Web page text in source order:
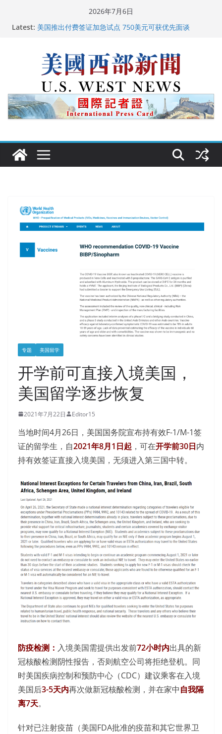
2026年7月6日
Latest: 美国推出付费签证加急试点 750美元可获优先面谈
美国最高法院维持“出生公民权” : 出生在美国就是美国
人！
中国驻美国大使谢锋邀请美国老教师罗纳德·萨科尔斯基
再次访华
广州市沉香协会会长周天明：让沉香有序走向世界
专题 美国留学
开学前可直接入境美国，
美国留学逐步恢复
2021年7月22日 Editor15
当地时间4月26日，美国国务院宣布持有效F-1/M-1签
证的留学生，自2021年8月1日起 ，可在开学前30日内
持有效签证直接入境美国，无须进入第三国中转。
防疫检测： 入境美国需提供出发前72小时内出具的新
冠核酸检测阴性报告，否则航空公司将拒绝登机。同
时美国疾病控制和预防中心（CDC）建议乘客在入境
美国后3-5天内再次做新冠核酸检测，并在家中自我隔
离7天。
针对已注射疫苗（美国FDA批准的疫苗和其它世界卫